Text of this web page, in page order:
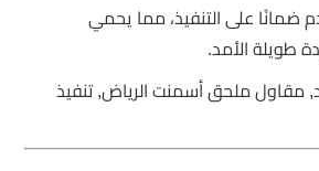
ضمانًا على التنفيذ، مما يحمي
طويلة الأمد.
ملحق أسمنت الرياض, تنفيذ